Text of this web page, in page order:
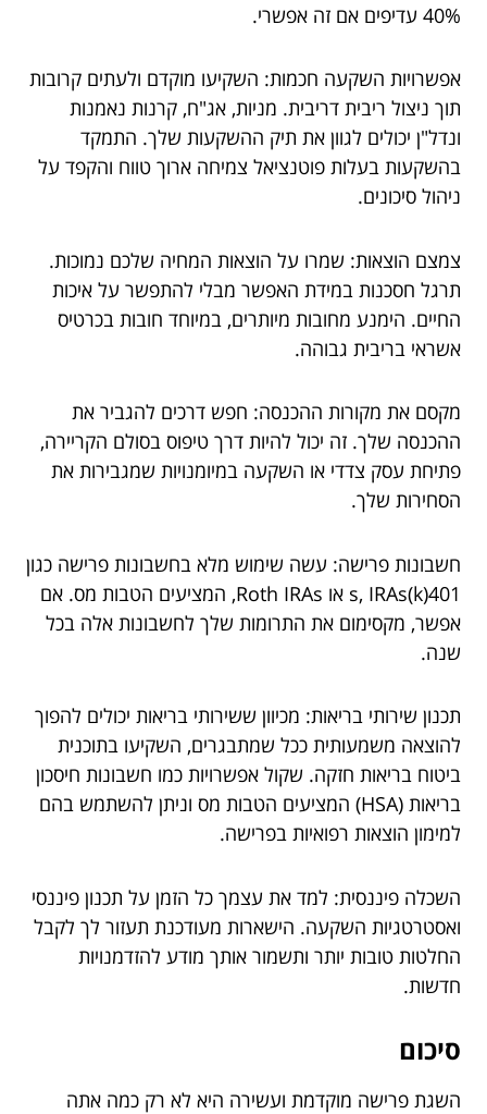
40% עדיפים אם זה אפשרי.
אפשרויות השקעה חכמות: השקיעו מוקדם ולעתים קרובות
תוך ניצול ריבית דריבית. מניות, אג"ח, קרנות נאמנות
ונדל"ן יכולים לגוון את תיק ההשקעות שלך. התמקד
בהשקעות בעלות פוטנציאל צמיחה ארוך טווח והקפד על
ניהול סיכונים.
צמצם הוצאות: שמרו על הוצאות המחיה שלכם נמוכות.
תרגל חסכנות במידת האפשר מבלי להתפשר על איכות
החיים. הימנע מחובות מיותרים, במיוחד חובות בכרטיס
אשראי בריבית גבוהה.
מקסם את מקורות ההכנסה: חפש דרכים להגביר את
ההכנסה שלך. זה יכול להיות דרך טיפוס בסולם הקריירה,
פתיחת עסק צדדי או השקעה במיומנויות שמגבירות את
הסחירות שלך.
חשבונות פרישה: עשה שימוש מלא בחשבונות פרישה כגון
401(k)s, IRAs או Roth IRAs, המציעים הטבות מס. אם
אפשר, מקסימום את התרומות שלך לחשבונות אלה בכל
שנה.
תכנון שירותי בריאות: מכיוון ששירותי בריאות יכולים להפוך
להוצאה משמעותית ככל שמתבגרים, השקיעו בתוכנית
ביטוח בריאות חזקה. שקול אפשרויות כמו חשבונות חיסכון
בריאות (HSA) המציעים הטבות מס וניתן להשתמש בהם
למימון הוצאות רפואיות בפרישה.
השכלה פיננסית: למד את עצמך כל הזמן על תכנון פיננסי
ואסטרטגיות השקעה. הישארות מעודכנת תעזור לך לקבל
החלטות טובות יותר ותשמור אותך מודע להזדמנויות
חדשות.
סיכום
השגת פרישה מוקדמת ועשירה היא לא רק כמה אתה